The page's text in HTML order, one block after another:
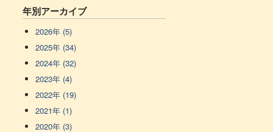
年別アーカイブ
2026年 (5)
2025年 (34)
2024年 (32)
2023年 (4)
2022年 (19)
2021年 (1)
2020年 (3)